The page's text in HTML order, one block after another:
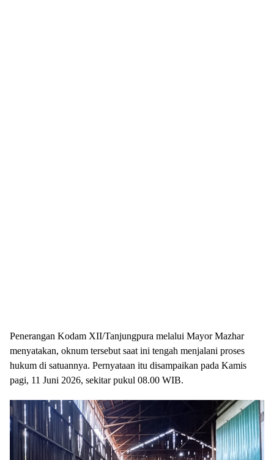
Penerangan Kodam XII/Tanjungpura melalui Mayor Mazhar
menyatakan, oknum tersebut saat ini tengah menjalani proses
hukum di satuannya. Pernyataan itu disampaikan pada Kamis
pagi, 11 Juni 2026, sekitar pukul 08.00 WIB.